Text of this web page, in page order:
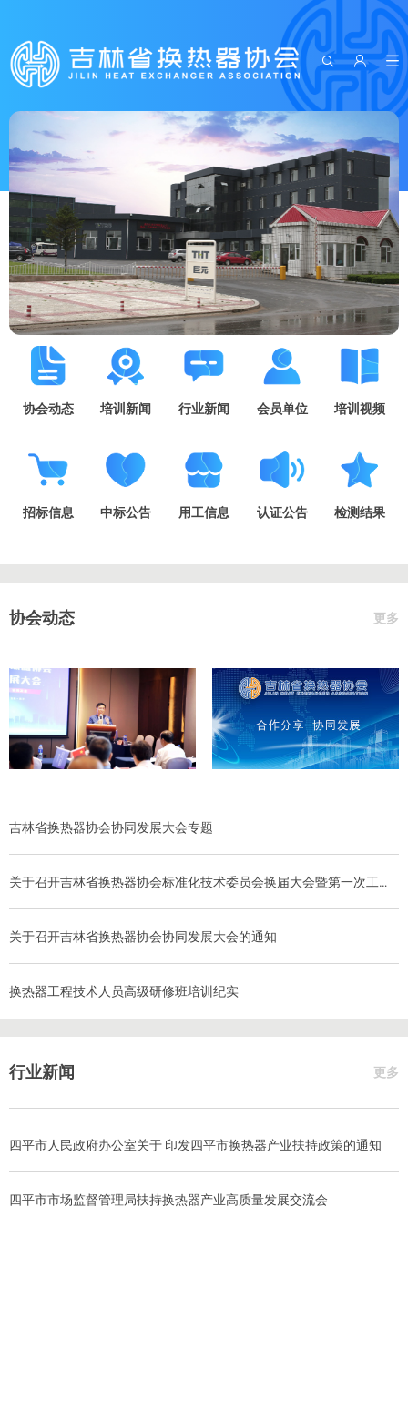
  
协会动态 培训新闻 行业新闻 会员单位 培训视频
招标信息 中标公告 用工信息 认证公告 检测结果
协会动态 更多
吉林省换热器协会协同发展大会专题
关于召开吉林省换热器协会标准化技术委员会换届大会暨第一次工作会议的通知
关于召开吉林省换热器协会协同发展大会的通知
换热器工程技术人员高级研修班培训纪实
行业新闻 更多
四平市人民政府办公室关于 印发四平市换热器产业扶持政策的通知
四平市市场监督管理局扶持换热器产业高质量发展交流会